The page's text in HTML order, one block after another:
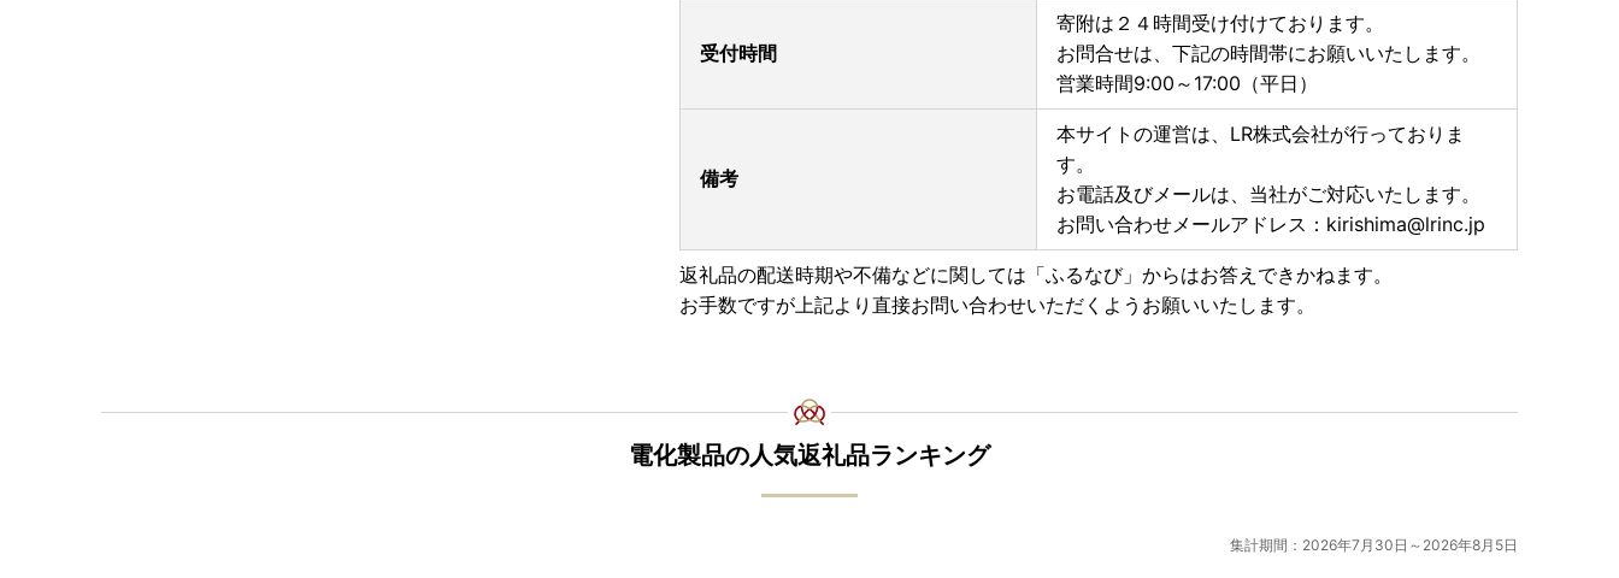
ご寄附をいただいた皆様の負担を軽減するために、スマホのみで申請を完結できるアプリ「IAM(アイア
ム)」を
霧島市ふるさと納税でもご利用いただけるようになりました。
マイナンバーカードをお持ちであれば、IAMを使用して申請していただくことで、申請書の記入・郵送・
※従来通りの「書類郵送による申請」も引き続きご利用可能です。
★申請アプリ【IAM】をダウンロードの上、ご利用ください★
Android・iOSのアプリストアにて＜アイアム マイナンバー＞で検索！
【ワンストップ特例申請書送付先】
〒897-8790
受付時間
寄附は２４時間受け付けております。
お問合せは、下記の時間帯にお願いいたします。
営業時間9:00～17:00（平日）
備考
本サイトの運営は、LR株式会社が行っておりま
す。
お電話及びメールは、当社がご対応いたします。
お問い合わせメールアドレス：kirishima@lrinc.jp
返礼品の配送時期や不備などに関しては「ふるなび」からはお答えできかねます。
お手数ですが上記より直接お問い合わせいただくようお願いいたします。
電化製品の人気返礼品ランキング
集計期間：2026年7月30日～2026年8月5日